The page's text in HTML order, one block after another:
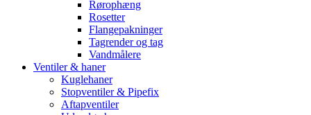
Rørophæng
Rosetter
Flangepakninger
Tagrender og tag
Vandmålere
Ventiler & haner
Kuglehaner
Stopventiler & Pipefix
Aftapventiler